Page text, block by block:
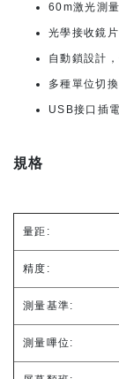
60m激光測量
光學接收鏡
自動鎖設計
多種單位切換
USB接口插電
規格
量距:
精度:
測量基準:
測量嗶位: